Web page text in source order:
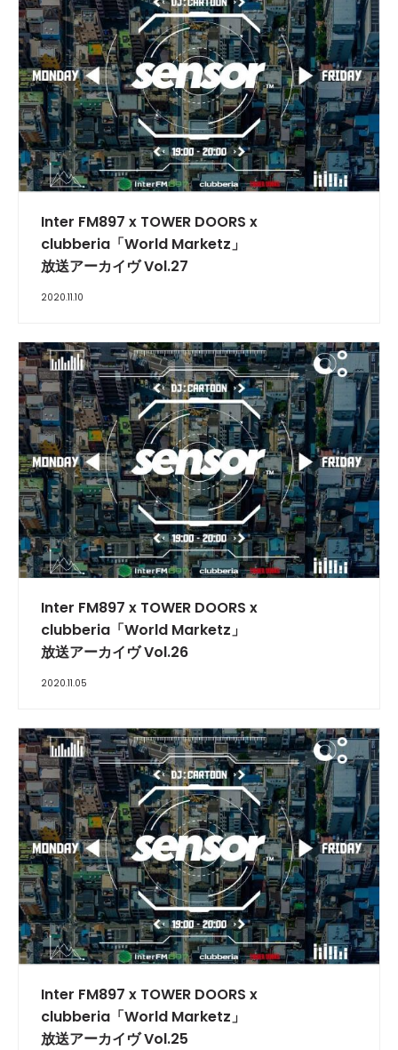
INTERVIEW
Inter FM897 x TOWER DOORS x
clubberia「World Marketz」
放送アーカイヴ Vol.27
2020.11.10
INTERVIEW
Inter FM897 x TOWER DOORS x
clubberia「World Marketz」
放送アーカイヴ Vol.26
2020.11.05
INTERVIEW
Inter FM897 x TOWER DOORS x
clubberia「World Marketz」
放送アーカイヴ Vol.25